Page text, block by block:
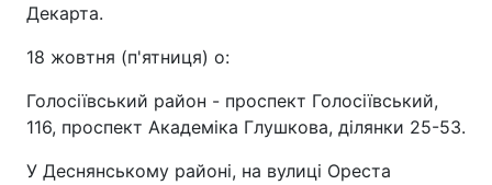
Декарта.
18 жовтня (п'ятниця) о:
Голосіївський район - проспект Голосіївський,
116, проспект Академіка Глушкова, ділянки 25-53.
У Деснянському районі, на вулиці Ореста